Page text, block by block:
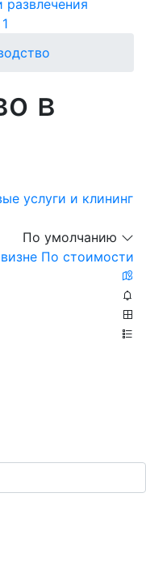
развлечения
1
в
услуги и клининг
По умолчанию
По стоимости